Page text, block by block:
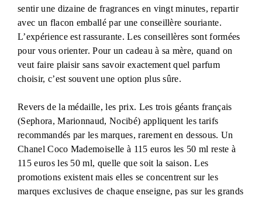
sentir une dizaine de fragrances en vingt minutes, repartir
avec un flacon emballé par une conseillère souriante.
L’expérience est rassurante. Les conseillères sont formées
pour vous orienter. Pour un cadeau à sa mère, quand on
veut faire plaisir sans savoir exactement quel parfum
choisir, c’est souvent une option plus sûre.
Revers de la médaille, les prix. Les trois géants français
(Sephora, Marionnaud, Nocibé) appliquent les tarifs
recommandés par les marques, rarement en dessous. Un
Chanel Coco Mademoiselle à 115 euros les 50 ml reste à
115 euros les 50 ml, quelle que soit la saison. Les
promotions existent mais elles se concentrent sur les
marques exclusives de chaque enseigne, pas sur les grands